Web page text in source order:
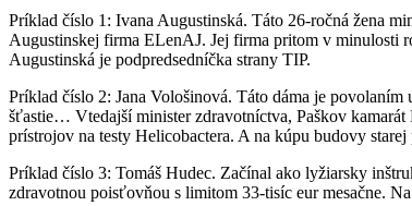
Príklad číslo 1: Ivana Augustinská. Táto 26-ročná žena
Augustinskej firma ELenAJ. Jej firma pritom v minulosti
Augustinská je podpredsedníčka strany TIP.
Príklad číslo 2: Jana Vološinová. Táto dáma je
šťastie… Vtedajší minister zdravotníctva, Paškov kamarát
prístrojov na testy Helicobactera. A na kúpu budovy
Príklad číslo 3: Tomáš Hudec. Začínal ako lyžiarsky
zdravotnou poisťovňou s limitom 33-tisíc eur mesačne.